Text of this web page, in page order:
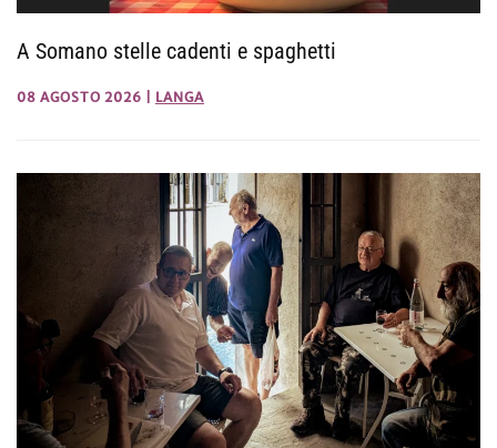
A Somano stelle cadenti e spaghetti
08 AGOSTO 2026 LANGA